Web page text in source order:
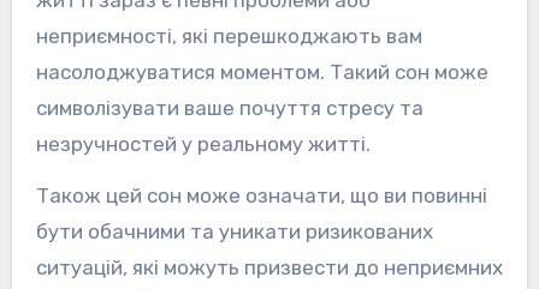
неприємності, які перешкоджають вам
насолоджуватися моментом. Такий сон може
символізувати ваше почуття стресу та
незручностей у реальному житті.
Також цей сон може означати, що ви повинні
бути обачними та уникати ризикованих
ситуацій, які можуть призвести до неприємних